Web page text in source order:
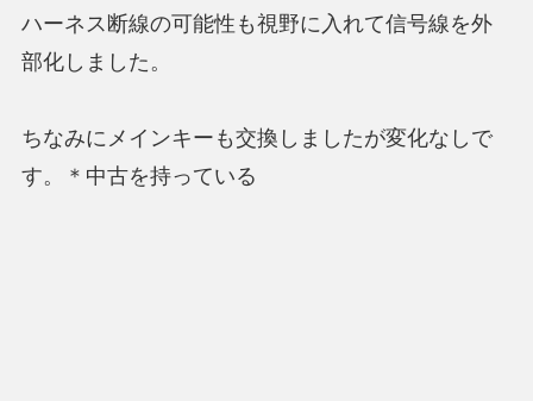
ハーネス断線の可能性も視野に入れて信号線を外
部化しました。
ちなみにメインキーも交換しましたが変化なしで
す。＊中古を持っている